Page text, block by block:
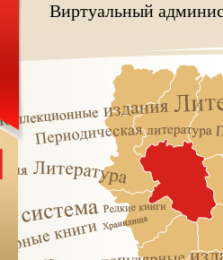
Виртуальный